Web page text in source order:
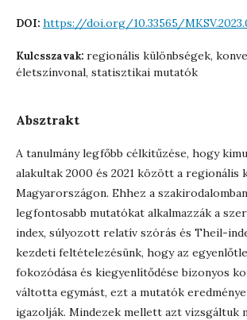
DOI: https://doi.org/10.33565/
Kulcsszavak: regionális különbségek,
életszínvonal, statisztikai mutatók
Absztrakt
A tanulmány legfőbb célkitűzése, hogy
alakultak 2000 és 2021 között a regionális
Magyarországon. Ehhez a
legfontosabb mutatókat alkalmazzák a
index, súlyozott relatív szórás és Theil-
kezdeti feltételezésünk, hogy az
fokozódása és kiegyenlítődése bizonyos
váltotta egymást, ezt a mutatók
igazolják. Mindezek mellett azt vizsgáltuk